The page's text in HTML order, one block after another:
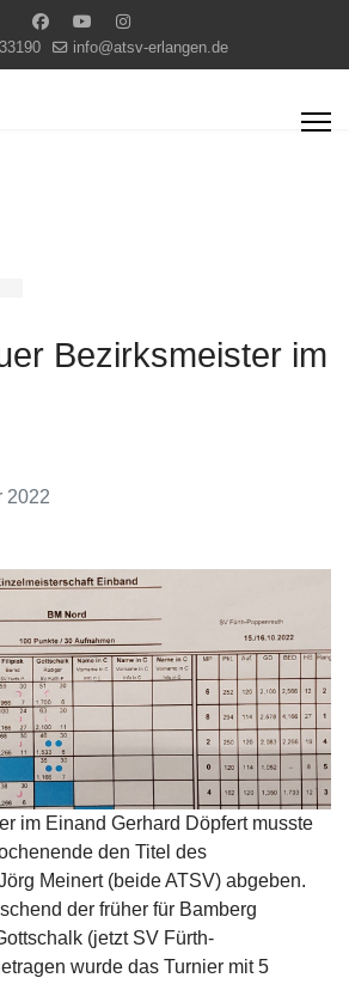
info@atsv-erlangen.de
Bezirksmeister im
2022
im Einand Gerhard Döpfert musste
den Titel des
Meinert (beide ATSV) abgeben.
der früher für Bamberg
(jetzt SV Fürth-
wurde das Turnier mit 5